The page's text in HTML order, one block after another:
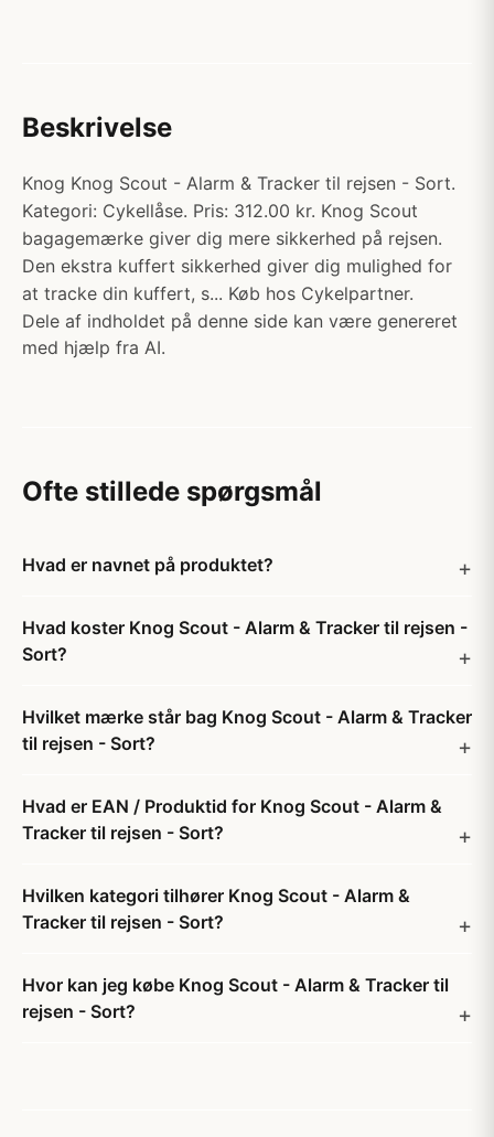
Beskrivelse
Knog Knog Scout - Alarm & Tracker til rejsen - Sort.
Kategori: Cykellåse. Pris: 312.00 kr. Knog Scout
bagagemærke giver dig mere sikkerhed på rejsen.
Den ekstra kuffert sikkerhed giver dig mulighed for
at tracke din kuffert, s... Køb hos Cykelpartner.
Dele af indholdet på denne side kan være genereret
med hjælp fra AI.
Ofte stillede spørgsmål
Hvad er navnet på produktet?
Hvad koster Knog Scout - Alarm & Tracker til rejsen -
Sort?
Hvilket mærke står bag Knog Scout - Alarm & Tracker
til rejsen - Sort?
Hvad er EAN / Produktid for Knog Scout - Alarm &
Tracker til rejsen - Sort?
Hvilken kategori tilhører Knog Scout - Alarm &
Tracker til rejsen - Sort?
Hvor kan jeg købe Knog Scout - Alarm & Tracker til
rejsen - Sort?